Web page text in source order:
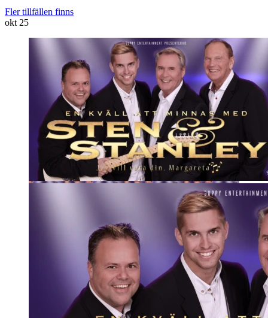
Fler tillfällen finns
okt 25